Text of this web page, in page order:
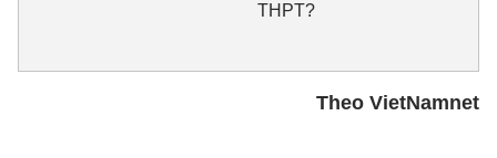
THPT?
Theo VietNamnet